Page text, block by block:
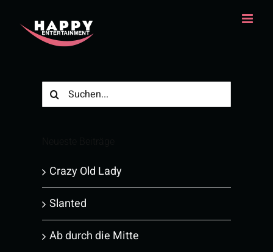
Inhalt
Suche
nach:
Crazy Old Lady
Slanted
Ab durch die Mitte